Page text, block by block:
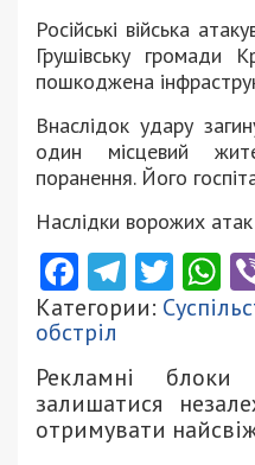
Російські війська
Грушівську громади
пошкоджена
Внаслідок удару
один місцевий
поранення. Його
Наслідки ворожих
Facebook
Категории:
обстріл
Рекламні
залишатися
отримувати